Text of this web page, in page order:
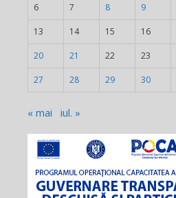
6 7 8 9
13 14 15 16
20 21 22 23
27 28 29 30
« mai iul. »